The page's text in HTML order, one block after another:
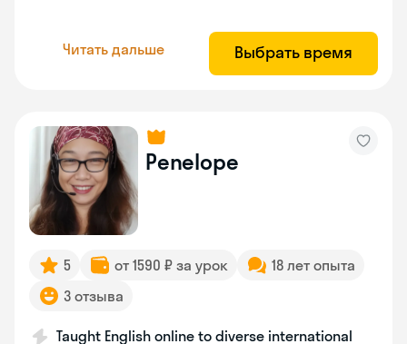
Читать дальше Выбрать время
Penelope
5 от 1590 ₽ за урок
18 лет опыта
3 отзыва
Taught English online to diverse international